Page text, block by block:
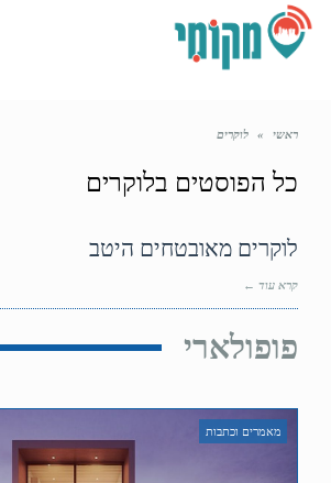
ראשי » לוקרים
כל הפוסטים בלוקרים
לוקרים מאובטחים היטב
קרא עוד ←
פופולארי
מאמרים וכתבות